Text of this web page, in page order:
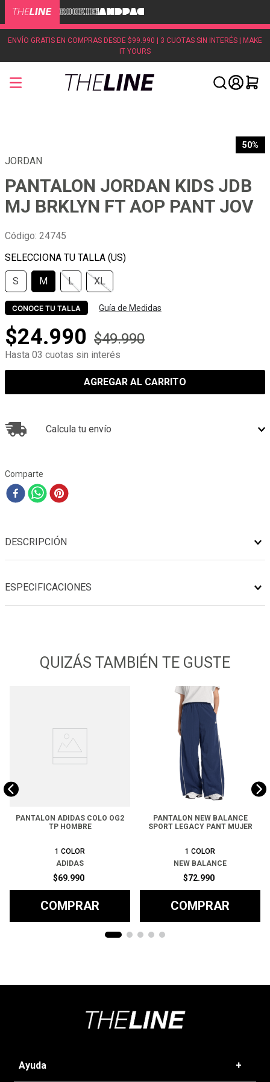
ENVÍO GRATIS EN COMPRAS DESDE $99.990 | 3 CUOTAS SIN INTERÉS | MAKE
IT YOURS
50%
JORDAN
PANTALON JORDAN KIDS JDB
MJ BRKLYN FT AOP PANT JOV
Código: 24745
S M L XL
CONOCE TU TALLA Guía de Medidas
$24.990 $49.990
Hasta 03 cuotas sin interés
AGREGAR AL CARRITO
Calcula tu envío
Comparte
DESCRIPCIÓN
ESPECIFICACIONES
QUIZÁS TAMBIÉN TE GUSTE
PANTALON ADIDAS COLO OG2
TP HOMBRE
1 COLOR
ADIDAS
$69.990
COMPRAR
PANTALON NEW BALANCE
SPORT LEGACY PANT MUJER
1 COLOR
NEW BALANCE
$72.990
COMPRAR
Ayuda +